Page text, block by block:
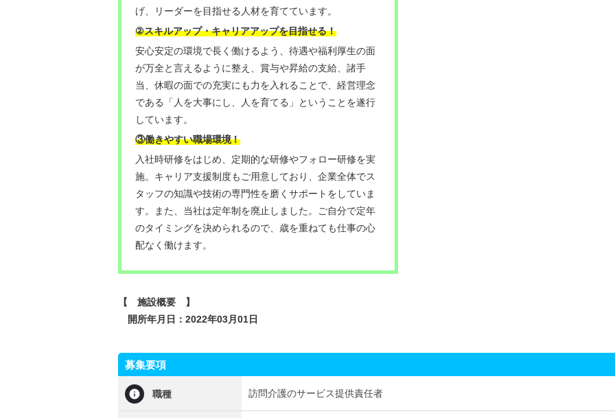
げ、リーダーを目指せる人材を育てています。
②スキルアップ・キャリアアップを目指せる！
安心安定の環境で長く働けるよう、待遇や福利厚生の面
が万全と言えるように整え、賞与や昇給の支給、諸手
当、休暇の面での充実にも力を入れることで、経営理念
である「人を大事にし、人を育てる」ということを遂行
しています。
③働きやすい職場環境！
入社時研修をはじめ、定期的な研修やフォロー研修を実
施。キャリア支援制度もご用意しており、企業全体でス
タッフの知識や技術の専門性を磨くサポートをしていま
す。また、当社は定年制を廃止しました。ご自分で定年
のタイミングを決められるので、歳を重ねても仕事の心
配なく働けます。
【 施設概要 】
開所年月日：2022年03月01日
募集要項
職種 訪問介護のサービス提供責任者